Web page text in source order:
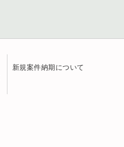
新規案件納期について